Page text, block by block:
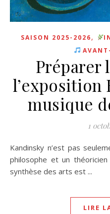
SAISON 2025-2026,
Préparer
l’exposition
musique
1
Kandinsky n’est pas seulement un peintre, mais aussi un
philosophe et un
synthèse des arts est ...
LIRE